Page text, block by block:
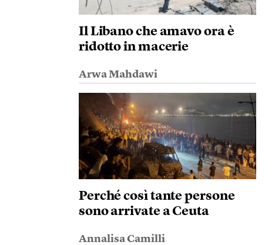
Il Libano che amavo ora è
ridotto in macerie
Arwa Mahdawi
Perché così tante persone
sono arrivate a Ceuta
Annalisa Camilli